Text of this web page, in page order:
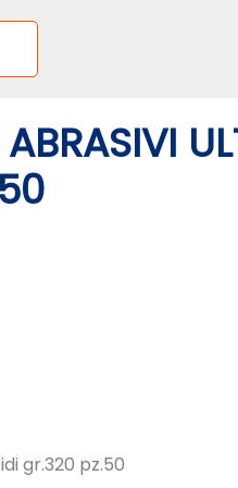
gr.320 pz.50